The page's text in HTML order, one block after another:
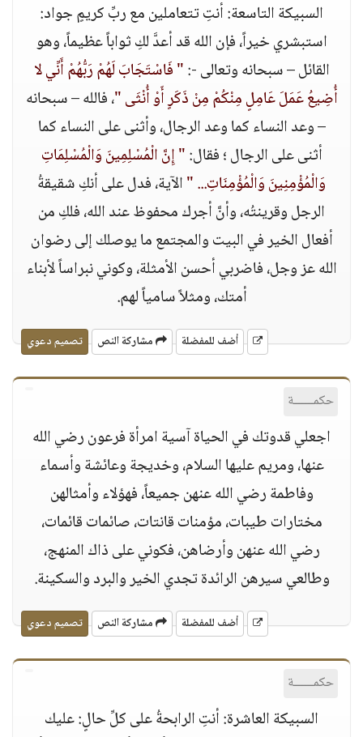
السبيكة التاسعة: أنتِ تتعاملين مع ربِّ كريمٍ جواد:
استبشري خيراً، فإن الله قد أعدَّ لكِ ثواباً عظيماً، وهو
القائل – سبحانه وتعالى -:" فَاسْتَجَابَ لَهُمْ رَبُّهُمْ أَنِّي لا
أُضِيعُ عَمَلَ عَامِلٍ مِنْكُمْ مِنْ ذَكَرٍ أَوْ أُنْثَى "، فالله – سبحانه
– وعد النساء كما وعد الرجال، وأثنى على النساء كما
أثنى على الرجال ؛ فقال:" إِنَّ الْمُسْلِمِينَ وَالْمُسْلِمَاتِ
وَالْمُؤْمِنِينَ وَالْمُؤْمِنَاتِ... "الآية، فدل على أنكِ شقيقةُ
الرجل وقرينتُه، وأنَّ أجرك محفوظ عند الله، فلكِ من
أفعال الخير في البيت والمجتمع ما يوصلك إلى رضوان
الله عز وجل، فاضربي أحسن الأمثلة، وكوني نبراساً لأبناء
أمتك، ومثلاً سامياً لهم.
أضف للمفضلة مشاركة النص تصميم دعوي
حكمــــــة
اجعلي قدوتك في الحياة آسية امرأة فرعون رضي الله
عنها، ومريم عليها السلام، وخديجة وعائشة وأسماء
وفاطمة رضي الله عنهن جميعاً، فهؤلاء وأمثالهن
مختارات طيبات، مؤمنات قانتات، صائمات قائمات،
رضي الله عنهن وأرضاهن، فكوني على ذاك المنهج،
وطالعي سيرهن الرائدة تجدي الخير والبرد والسكينة.
أضف للمفضلة مشاركة النص تصميم دعوي
حكمــــــة
السبيكة العاشرة: أنتِ الرابحةُ على كلِّ حالٍ: عليك